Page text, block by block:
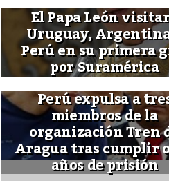
El Papa León
Uruguay,
Perú en su primera
por Suramérica
Perú expulsa a
miembros de la
organización Tren
Aragua tras cumplir
años de prisión